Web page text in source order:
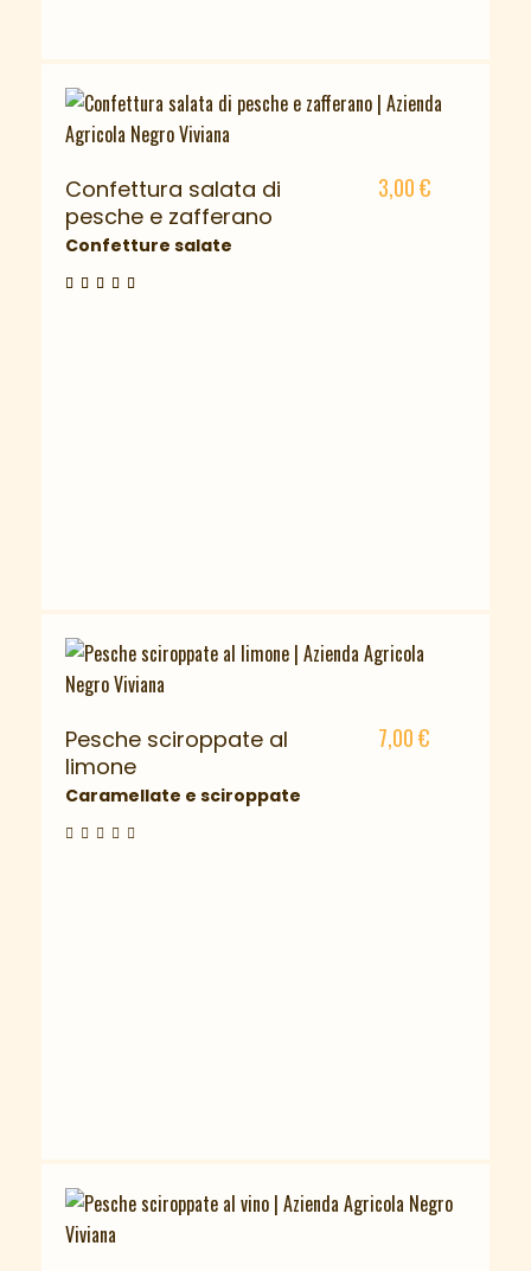
Confettura salata di
pesche e zafferano
Confetture salate
3,00€
Pesche sciroppate al
limone
Caramellate e sciroppate
7,00€